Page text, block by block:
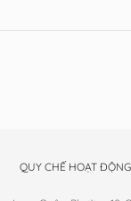
QUY CHẾ HOẠT ĐỘNG